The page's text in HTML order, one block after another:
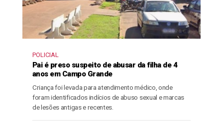
POLICIAL
Pai é preso suspeito de abusar da filha de 4
anos em Campo Grande
Criança foi levada para atendimento médico, onde
foram identificados indícios de abuso sexual e marcas
de lesões antigas e recentes.